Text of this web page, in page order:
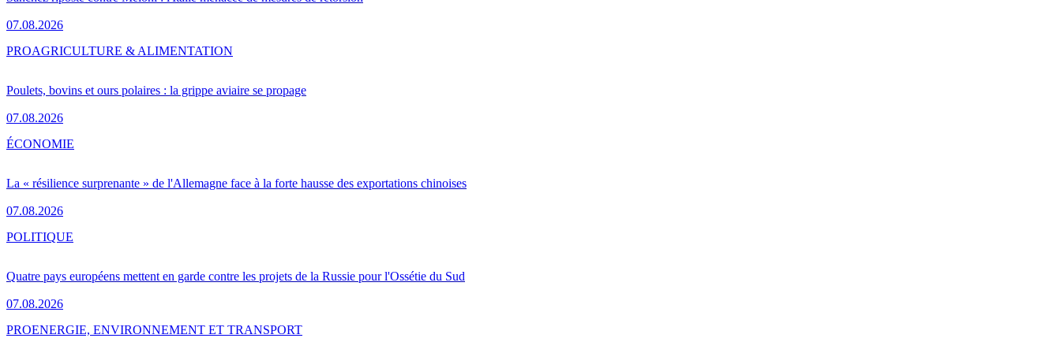
07.08.2026
Poulets, bovins et ours polaires : la grippe aviaire se propage
07.08.2026
PROAGRICULTURE & ALIMENTATION
La « résilience surprenante » de l'Allemagne face à la forte hausse des exportations chinoises
07.08.2026
ÉCONOMIE
Quatre pays européens mettent en garde contre les projets de la Russie pour l'Ossétie du Sud
07.08.2026
POLITIQUE
PROENERGIE, ENVIRONNEMENT ET TRANSPORT